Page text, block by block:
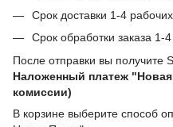
Срок доставки 1-4
Срок обработки заказа 1-
После отправки вы получите
Наложенный платеж "Новая
комиссии)
В корзине выберите способ